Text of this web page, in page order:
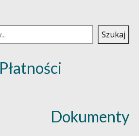
Szukaj
Płatności
Dokumenty